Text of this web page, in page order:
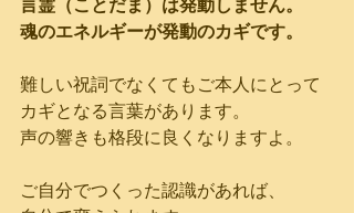
魂のエネルギーが発動のカギです。
難しい祝詞でなくてもご本人にとって
カギとなる言葉があります。
声の響きも格段に良くなりますよ。
ご自分でつくった認識があれば、